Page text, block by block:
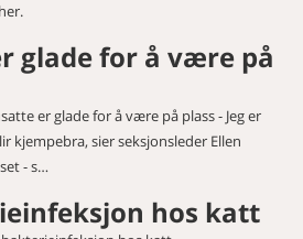
glade for å være på
er glade for å være på plass - Jeg er
kjempebra, sier seksjonsleder Ellen
- s…
hos katt